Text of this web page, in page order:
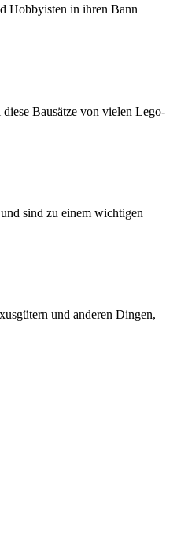
Hobbyisten in ihren Bann
Bausätze von vielen Lego-
sind zu einem wichtigen
und anderen Dingen,